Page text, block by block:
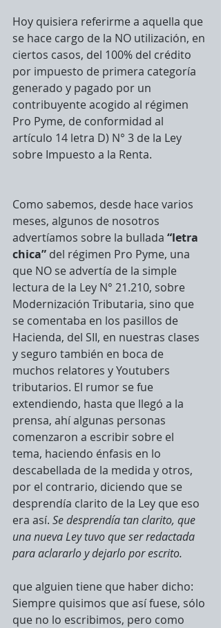
Hoy quisiera referirme a aquella que
se hace cargo de la NO utilización, en
ciertos casos, del 100% del crédito
por impuesto de primera categoría
generado y pagado por un
contribuyente acogido al régimen
Pro Pyme, de conformidad al
artículo 14 letra D) N° 3 de la Ley
sobre Impuesto a la Renta.
Como sabemos, desde hace varios
meses, algunos de nosotros
advertíamos sobre la bullada “letra
chica” del régimen Pro Pyme, una
que NO se advertía de la simple
lectura de la Ley N° 21.210, sobre
Modernización Tributaria, sino que
se comentaba en los pasillos de
Hacienda, del SII, en nuestras clases
y seguro también en boca de
muchos relatores y Youtubers
tributarios. El rumor se fue
extendiendo, hasta que llegó a la
prensa, ahí algunas personas
comenzaron a escribir sobre el
tema, haciendo énfasis en lo
descabellada de la medida y otros,
por el contrario, diciendo que se
desprendía clarito de la Ley que eso
era así. Se desprendía tan clarito, que
una nueva Ley tuvo que ser redactada
para aclararlo y dejarlo por escrito.
que alguien tiene que haber dicho:
Siempre quisimos que así fuese, sólo
que no lo escribimos, pero como